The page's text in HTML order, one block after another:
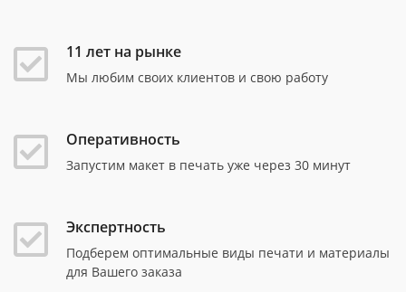
11 лет на рынке
Мы любим своих клиентов и свою работу
Оперативность
Запустим макет в печать уже через 30 минут
Экспертность
Подберем оптимальные виды печати и материалы
для Вашего заказа